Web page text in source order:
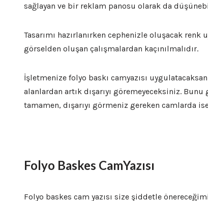
sağlayan ve bir reklam panosu olarak da
Tasarımı hazırlanırken cephenizle oluşacak
görselden oluşan çalışmalardan kaçınılmalıdır.
İşletmenize folyo baskı camyazısı
alanlardan artık dışarıyı göremeyeceksiniz.
tamamen, dışarıyı görmeniz gereken camlarda
Folyo Baskes CamYazısı
Folyo baskes cam yazısı size şiddetle